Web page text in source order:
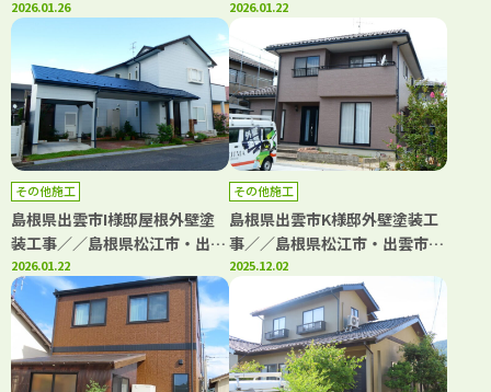
大田市・雲南市・鳥取県米子
市・境港市の「きじま塗装」
2026.01.26
大田市・雲南市・鳥取県米子
市・境港市の「きじま塗装」
2026.01.22
その他施工
島根県出雲市I様邸屋根外壁塗
装工事／／島根県松江市・出雲
市・大田市・雲南市・鳥取県米
子市・境港市の「きじま塗装」
2026.01.22
その他施工
島根県出雲市K様邸外壁塗装工
事／／島根県松江市・出雲市・
大田市・雲南市・鳥取県米子
市・境港市の「きじま塗装」
2025.12.02